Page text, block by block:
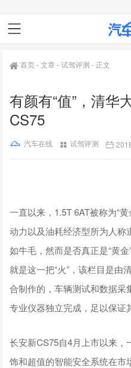
首页-文章-试驾评测 - 正文
有颜有“值”，清华
CS75
汽车在线 试驾评测
一直以来，1.5T 6AT被称为“
动力以及油耗经济型所为人称
如牛毛，然而是否真正是“黄
就是这一把“火”，该栏目是由
合制作的，车辆测试和数据采
专业仪器独立完成，足以保证
长安新CS75自4月上市以来
饰和超值的智能安全系统在